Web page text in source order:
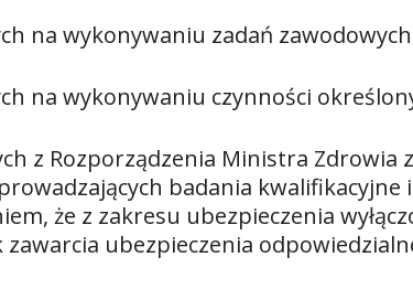
na wykonywaniu zadań
na wykonywaniu czynności
z Rozporządzenia Ministra
badania kwalifikacyjne
że z zakresu ubezpieczenia
zawarcia ubezpieczenia